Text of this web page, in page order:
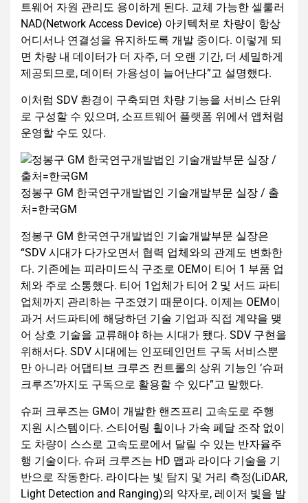
트웨어 자원 관리도 용이하게 된다. 교체 가능한 셀룰러
NAD(Network Access Device) 아키텍처로 차량이 항상
어디서나 연결성을 유지하도록 개발 중이다. 이렇게 되
면 차량 내 데이터가 더 자주, 더 오랜 기간, 더 세밀하게
제공되므로, 데이터 가용성이 늘어난다”고 설명했다.
이처럼 SDV 환경이 구축되면 차량 기능을 서비스 단위
로 구성할 수 있으며, 소프트웨어 플랫폼 위에서 앱처럼
운영할 수도 있다.
정봉구 GM 한국연구개발법인 기술개발부문 실장 / 출
처=한국GM
정봉구 GM 한국연구개발법인 기술개발부문 실장은
“SDV 시대가 다가오면서 협력 업체와의 관계도 변화한
다. 기존에는 피라미드식 구조로 OEM이 티어 1 부품 업
체와 주로 소통했다. 티어 1업체가 티어 2 및 서드 파티
업체까지 관리하는 구조였기 때문이다. 이제는 OEM이
과거 서드파티에 해당하던 기술 기업과 직접 계약을 맺
어 상호 기술을 교류해야 하는 시대가 됐다. SDV 구현을
위해서다. SDV 시대에는 인포테인먼트 구독 서비스뿐
만 아니라 어댑티브 크루즈 컨트롤의 상위 기능인 ‘슈퍼
크루즈’까지도 구독으로 활용할 수 있다”고 말했다.
슈퍼 크루즈는 GM이 개발한 핸즈프리 고속도로 주행
지원 시스템이다. 스티어링 휠이나 가속 페달 조작 없이
도 차량이 스스로 고속도로에서 달릴 수 있는 반자율주
행 기술이다. 슈퍼 크루즈는 HD 맵과 라이다 기술을 기
반으로 작동한다. 라이다는 빛 탐지 및 거리 측정(LiDAR,
Light Detection and Ranging)의 약자로, 레이저 빛을 발